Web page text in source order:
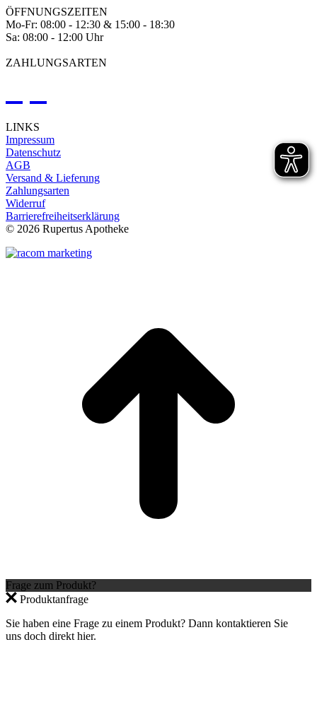
ÖFFNUNGSZEITEN
Mo-Fr: 08:00 - 12:30 & 15:00 - 18:30
Sa: 08:00 - 12:00 Uhr
ZAHLUNGSARTEN
LINKS
Impressum
Datenschutz
AGB
Versand & Lieferung
Zahlungsarten
Widerruf
Barrierefreiheitserklärung
© 2026 Rupertus Apotheke
Frage zum Produkt?
Produktanfrage
Sie haben eine Frage zu einem Produkt? Dann kontaktieren Sie
uns doch direkt hier.